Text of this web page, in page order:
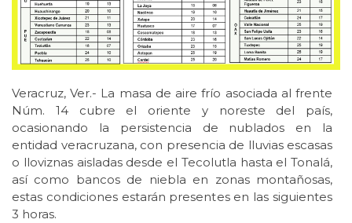
Veracruz, Ver.- La masa de aire frío asociada al frente
Núm. 14 cubre el oriente y noreste del país,
ocasionando la persistencia de nublados en la
entidad veracruzana, con presencia de lluvias escasas
o lloviznas aisladas desde el Tecolutla hasta el Tonalá,
así como bancos de niebla en zonas montañosas,
estas condiciones estarán presentes en las siguientes
3 horas.